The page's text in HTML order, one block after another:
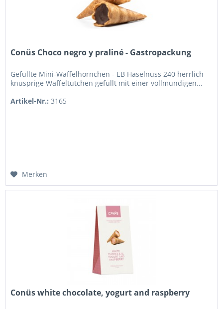
Conüs Choco negro y praliné - Gastropackung
Gefüllte Mini-Waffelhörnchen - EB Haselnuss 240 herrlich
knusprige Waffeltütchen gefüllt mit einer vollmundigen...
Artikel-Nr.: 3165
Merken
Conüs white chocolate, yogurt and raspberry